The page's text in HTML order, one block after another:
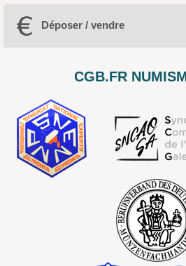
Déposer / vendre
CGB.FR